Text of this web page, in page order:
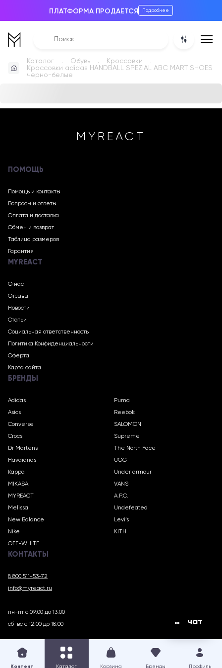
ПЛАТФОРМА ПРОДАЕТСЯ Подробнее
Каталог Обувь
Кроссовки
Кроссовки adidas HANDBALL SPEZIAL ABC MART SHOES
черно-белые
MYREACT
ПОМОЩЬ
Помощь и контакты
Вопросы и ответы
Оплата и доставка
Обмен и возврат
Таблица размеров
Гарантия
MYREACT
О нас
Отзывы
Новости
Статьи
Социальная ответственность
Политика Конфиденциальности
Оферта
Карта сайта
БРЕНДЫ
Adidas
Asics
Converse
Crocs
Dr Martens
Havaianas
Kappa
MIKASA
MYREACT
Melissa
New Balance
Nike
OFF-WHITE
Puma
Reebok
SALOMON
Supreme
The North Face
UGG
Under armour
VANS
A.P.C.
Undefeated
Levi’s
KITH
КОНТАКТЫ
8 800 511-53-72
info@myreact.ru
пн-пт с 09:00 до 13:00
сб-вс с 12:00 до 18:00
Контент Каталог Корзина Бренды Профиль
чат